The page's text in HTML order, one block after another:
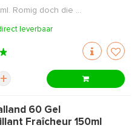
Romig doch die ...
leverbaar
+
60 Gel
Fraîcheur 150ml